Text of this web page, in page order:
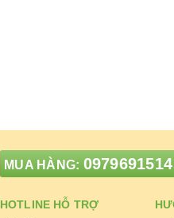
MUA HÀNG: 0979691514
HOTLINE HỖ TRỢ